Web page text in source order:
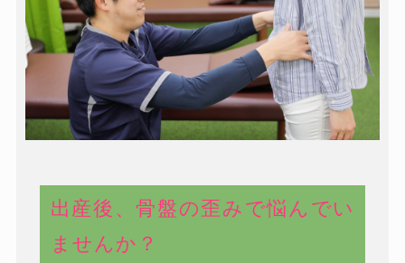
出産後、骨盤の歪みで悩んでい
ませんか？